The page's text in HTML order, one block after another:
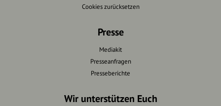
Cookies zurücksetzen
Presse
Mediakit
Presseanfragen
Presseberichte
Wir unterstützen Euch